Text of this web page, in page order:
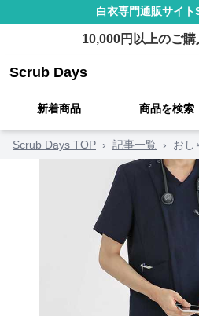
白衣専門通販サイト
10,000円以上のご
Scrub Days
新着商品 商品を検索
Scrub Days TOP › 記事一覧 › おし